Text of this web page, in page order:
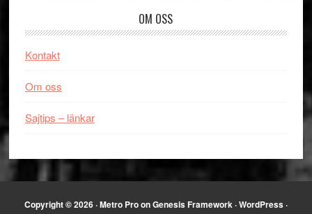
OM OSS
Kontakt
Om oss
Sajtips – länkar
Copyright © 2026 ·Metro ProonGenesis Framework ·WordPress ·